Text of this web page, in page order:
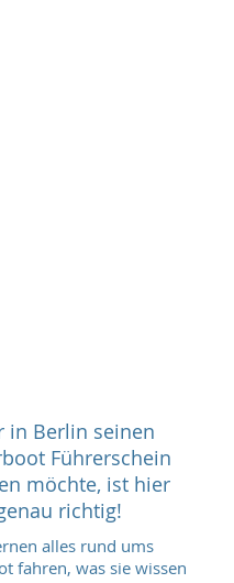
in Berlin seinen
Führerschein
möchte, ist hier
richtig!
alles rund ums
fahren, was sie wissen